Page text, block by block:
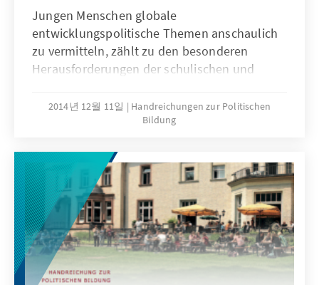
Bildung leisten.
Jungen Menschen globale
entwicklungspolitische Themen anschaulich
zu vermitteln, zählt zu den besonderen
Herausforderungen der schulischen und
international aufgestellte Konrad-Adenauer-
Stiftung, war die Fußball-Weltmeisterschaft
Jugendcamp Schülerinnen und Schüler mit
den Perspektiven des faszinierenden
Kontinents Lateinamerika in Kontakt zu
bringen. Unter Einsatz eines komplexen
Methodenmix produzierten die Teilnehmer
unter Anleitung junger, fachkundiger
Referenten eigene landeskundliche
2014년 12월 11일
Handreichungen zur Politischen
Bildung